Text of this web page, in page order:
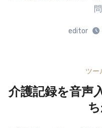
editor
ツー
介護記録を音声